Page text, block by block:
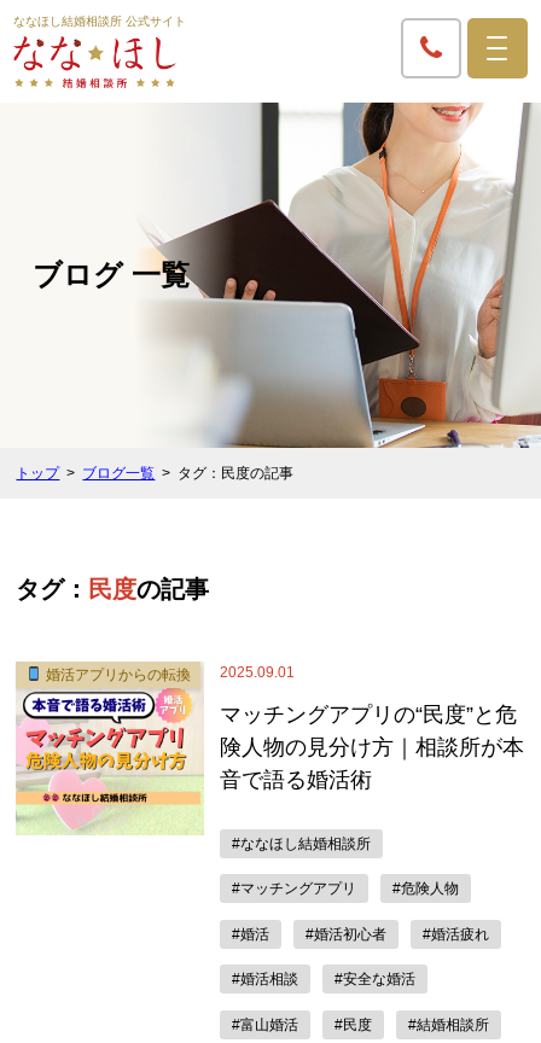
ななほし結婚相談所 公式サイト
ブログ 一覧
トップ ブログ一覧 タグ：民度の記事
タグ： 民度の記事
2025.09.01
婚活アプリからの転換
マッチングアプリの“民度”と危
険人物の見分け方｜相談所が本
音で語る婚活術
#ななほし結婚相談所
#マッチングアプリ #危険人物
#婚活 #婚活初心者 #婚活疲れ
#婚活相談 #安全な婚活
#富山婚活 #民度 #結婚相談所